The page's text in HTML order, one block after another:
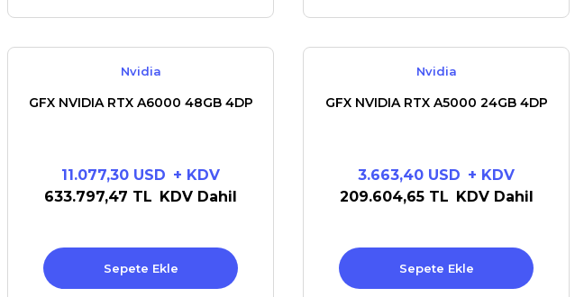
Nvidia
GFX NVIDIA RTX A6000 48GB 4DP
11.077,30 USD + KDV
633.797,47 TL KDV Dahil
Sepete Ekle
Nvidia
GFX NVIDIA RTX A5000 24GB 4DP
3.663,40 USD + KDV
209.604,65 TL KDV Dahil
Sepete Ekle